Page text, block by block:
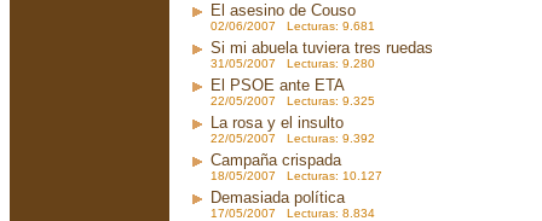
El asesino de Couso
02/06/2007 Lecturas: 9.681
Si mi abuela tuviera tres ruedas
31/05/2007 Lecturas: 9.280
El PSOE ante ETA
22/05/2007 Lecturas: 9.325
La rosa y el insulto
22/05/2007 Lecturas: 9.392
Campaña crispada
18/05/2007 Lecturas: 10.127
Demasiada política
17/05/2007 Lecturas: 8.834